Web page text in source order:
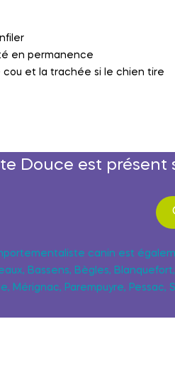
en permanence
cou et la trachée si le chien tire
Douce est présent
canin est
Bassens, Bègles,
Mérignac, Parempuyre,